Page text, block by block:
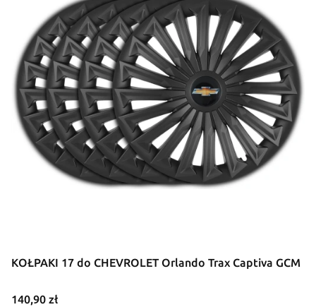
KOŁPAKI 17 do CHEVROLET Orlando Trax Captiva GCM
Cena
140,90 zł